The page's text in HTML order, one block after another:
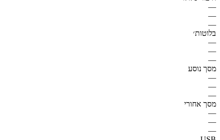
—
—
—
בלוטות׳
—
—
—
מסך נוסע
—
—
—
מסך אחורי
—
—
—